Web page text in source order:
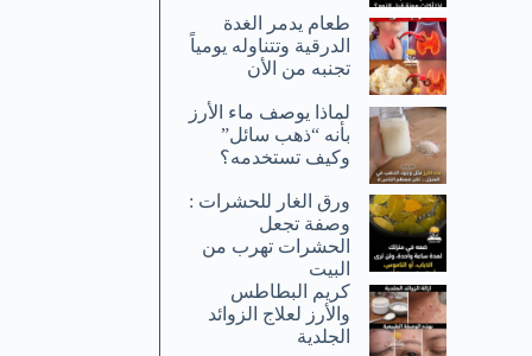
طعام يدمر الغدة
الدرقية وتتناوله يومياً
تجنبه من الأن
لماذا يوصف ماء الأرز
بأنه “ذهب سائل”
وكيف تستخدمه؟
ورق الغار للحشرات :
وصفة تجعل
الحشرات تهرب من
البيت
كريم البطاطس
والأرز لعلاج الزوائد
الجلدية